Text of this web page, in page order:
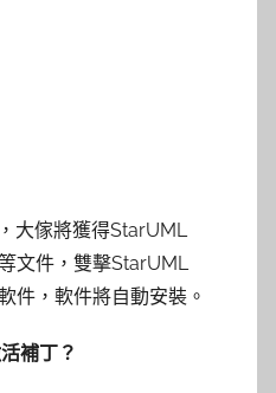
大傢將獲得StarUML
文件，雙擊StarUML
件，軟件將自動安裝。
補丁？